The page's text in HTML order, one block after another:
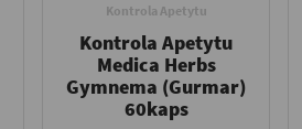
Kontrola Apetytu
Kontrola Apetytu
Medica Herbs
Gymnema (Gurmar)
60kaps